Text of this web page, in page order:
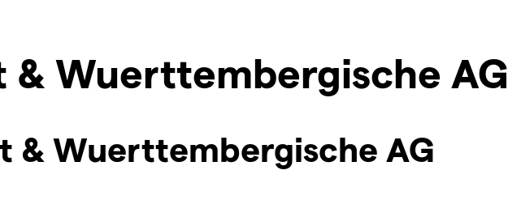
Wuerttembergische AG
& Wuerttembergische AG